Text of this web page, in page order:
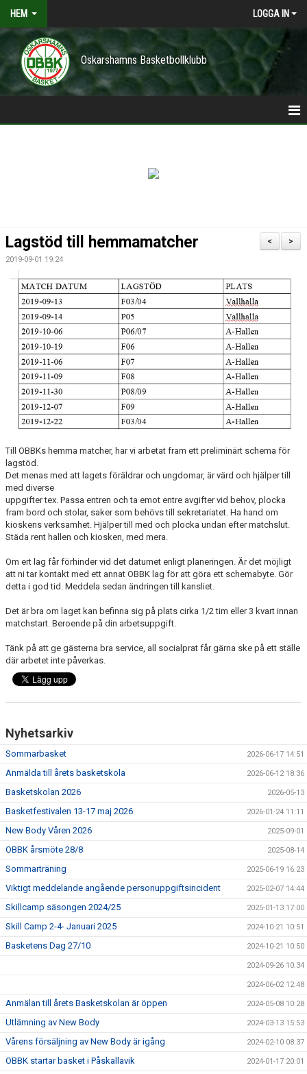
HEM LOGGA IN
Oskarshamns Basketbollklubb
VÅRA LAG/TRÄNARE
KONTAKT
KALENDER
MATCHER
MEDLEMSSKAP
HJÄLPFOND
STYRELSEN
SCHYSST IDROTT LF KALMAR
>
<
Lagstöd till hemmamatcher
2019-09-01 19:24
Till OBBKs hemma matcher, har vi arbetat fram ett preliminärt schema för
lagstöd.
Det menas med att lagets föräldrar och ungdomar, är värd och hjälper till
med diverse
uppgifter tex. Passa entren och ta emot entre avgifter vid behov, plocka
fram bord och stolar, saker som behövs till sekretariatet. Ha hand om
kioskens verksamhet. Hjälper till med och plocka undan efter matchslut.
Städa rent hallen och kiosken, med mera.
Om ert lag får förhinder vid det datumet enligt planeringen. Är det möjligt
att ni tar kontakt med ett annat OBBK lag för att göra ett schemabyte. Gör
detta i god tid. Meddela sedan ändringen till kansliet.
Det är bra om laget kan befinna sig på plats cirka 1/2 tim eller 3 kvart innan
matchstart. Beroende på din arbetsuppgift.
Tänk på att ge gästerna bra service, all socialprat får gärna ske på ett ställe
där arbetet inte påverkas.
Nyhetsarkiv
Sommarbasket 2026-06-17 14:51
Anmälda till årets basketskola 2026-06-12 18:36
Basketskolan 2026 2026-05-13
Basketfestivalen 13-17 maj 2026 2026-01-24 11:11
New Body Våren 2026 2025-09-01
OBBK årsmöte 28/8 2025-08-14
Sommarträning 2025-06-19 16:23
Viktigt meddelande angående personuppgiftsincident 2025-02-07 14:44
Skillcamp säsongen 2024/25 2025-01-13 17:00
Skill Camp 2-4- Januari 2025 2024-10-21 10:51
Basketens Dag 27/10 2024-10-21 10:50
2024-09-26 10:34
2024-06-02 12:48
Anmälan till årets Basketskolan är öppen 2024-05-08 10:28
Utlämning av New Body 2024-03-13 15:53
Vårens försäljning av New Body är igång 2024-02-10 08:37
OBBK startar basket i Påskallavik 2024-01-17 20:01